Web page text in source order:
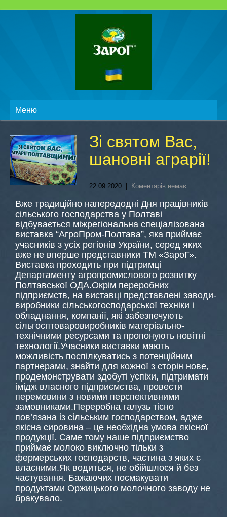
Меню
Зі святом Вас,
шановні аграрії!
22.09.2020 Коментарів немає
Вже традиційно напередодні Дня працівників
сільського господарства у Полтаві
відбувається міжрегіональна спеціалізована
виставка “АгроПром-Полтава”, яка приймає
учасників з усіх регіонів України, серед яких
вже не вперше представники ТМ «ЗароГ».
Виставка проходить при підтримці
Департаменту агропромислового розвитку
Полтавської ОДА.Окрім переробних
підприємств, на виставці представлені заводи-
виробники сільськогосподарської техніки і
обладнання, компанії, які забезпечують
сільгосптоваровиробників матеріально-
технічними ресурсами та пропонують новітні
технології.Учасники виставки мають
можливість поспілкуватись з потенційним
партнерами, знайти для кожної з сторін нове,
продемонструвати здобуті успіхи, підтримати
імідж власного підприємства, провести
перемовини з новими перспективними
замовниками.Переробна галузь тісно
пов’язана із сільським господарством, адже
якісна сировина – це необхідна умова якісної
продукції. Саме тому наше підприємство
приймає молоко виключно тільки з
фермерських господарств, частина з яких є
власними.Як водиться, не обійшлося й без
частування. Бажаючих посмакувати
продуктами Оржицького молочного заводу не
бракувало.